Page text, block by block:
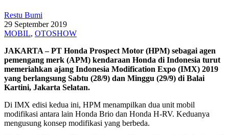
Restu Bumi
29 September 2019
MOBIL, OTOSHOW
JAKARTA – PT Honda Prospect Motor (HPM) sebagai agen
pemengang merk (APM) kendaraan Honda di Indonesia turut
memeriahkan ajang Indonesia Modification Expo (IMX) 2019
yang berlangsung Sabtu (28/9) dan Minggu (29/9) di Balai
Kartini, Jakarta Selatan.
Di IMX edisi kedua ini, HPM menampilkan dua unit mobil
modifikasi antara lain Honda Brio dan Honda H-RV. Keduanya
mengusung konsep modifikasi yang berbeda.